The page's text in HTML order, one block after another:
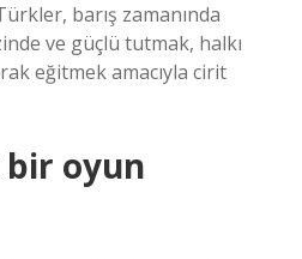
barış zamanında
ve güçlü tutmak, halkı
eğitmek amacıyla cirit
oyun